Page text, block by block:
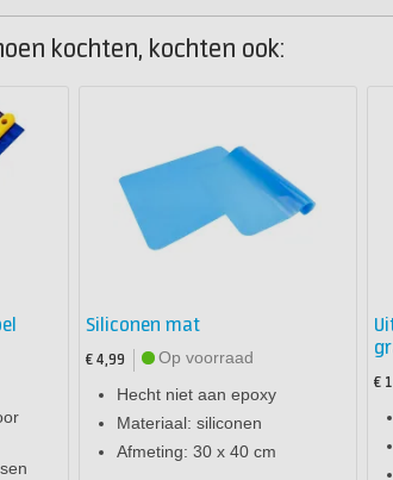
kochten, kochten ook:
Siliconen mat
€ 4,99
Op voorraad
Hecht niet aan epoxy
Materiaal: siliconen
Afmeting: 30 x 40 cm
€